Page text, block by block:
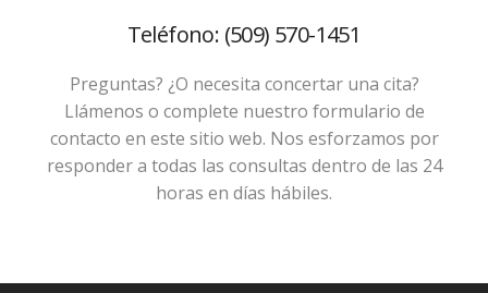
Teléfono: (509) 570-1451
Preguntas? ¿O necesita concertar una cita?
Llámenos o complete nuestro formulario de
contacto en este sitio web. Nos esforzamos por
responder a todas las consultas dentro de las 24
horas en días hábiles.